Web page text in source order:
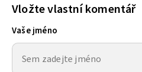
Vložte vlastní komentář
Vaše jméno